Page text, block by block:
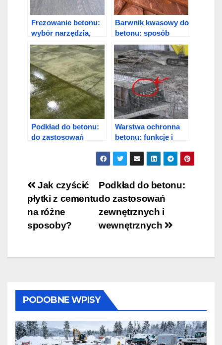
Frezowanie betonu:
wybór narzędzia,
technologia
Barwnik kwasowy do
betonu: sposób
użycia
Podkład do betonu:
do zastosowań
Warstwa ochronna
betonu: funkcje i
Nawigacja
wpisu
Podkład do betonu:
do zastosowań
zewnętrznych i
wewnętrznych
Jak czyścić
płytki z cementu
na różne
sposoby?
PODOBNE WPISY